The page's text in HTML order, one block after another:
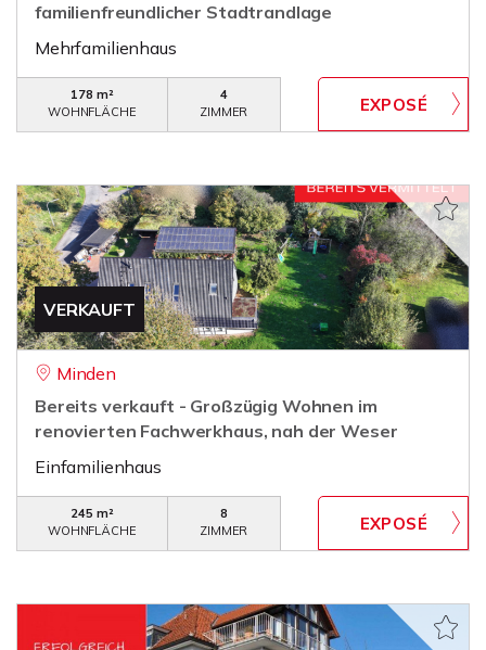
familienfreundlicher Stadtrandlage
Mehrfamilienhaus
178 m²
WOHNFLÄCHE
4
ZIMMER
VERKAUFT
Minden
Bereits verkauft - Großzügig Wohnen im
renovierten Fachwerkhaus, nah der Weser
Einfamilienhaus
245 m²
WOHNFLÄCHE
8
ZIMMER